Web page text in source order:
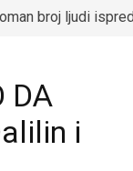
broj ljudi
DA
i